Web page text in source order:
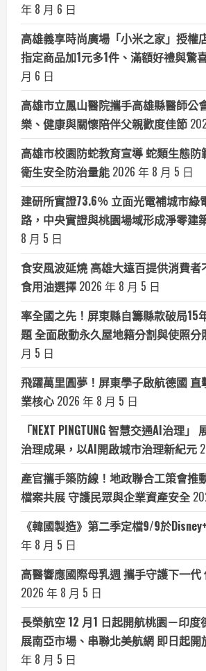
年 8 月 6 日
高雄義享時尚廣場「小米之家」授權
指定商品加1元多1件、滿額好禮與驚
月 6 日
高雄市立鳳山醫院攜手高雄縣醫師
樂、健康與關懷陪伴父親歡度佳節
高雄市校園防蛇教育宣導 蛇類生態
衛生安全防治量能 2026 年 8 月 5 日
建研所實證73.6％ 立面光電補城市綠
路，中央實證與桃園場域形成淨零建
8 月 5 日
食安風波延燒 高雄大遠百提供消費
食用油選擇 2026 年 8 月 5 日
率全國之先！屏東縣自籌縣款破局15
題 全面啟動永久屋地籍分割與使照分
月 5 日
飛躍萬里圓夢！屏東學子啟航德國
業核心 2026 年 8 月 5 日
「NEXT PINGTUNG 智慧交通AI治理
治理成果，以AI開啟城市治理新紀元
產官攜手築防線！地政聯合工策會推
檔案共展 守護民眾與企業資產安全
《韓國製造》第二季定檔9/9於
年 8 月 5 日
高醫響應國際母乳週 攜手守護下一代
2026 年 8 月 5 日
長榮航空 12 月1 日起開航桃園－印度
展南亞市場、串聯北美航網 即日起開
年 8 月 5 日